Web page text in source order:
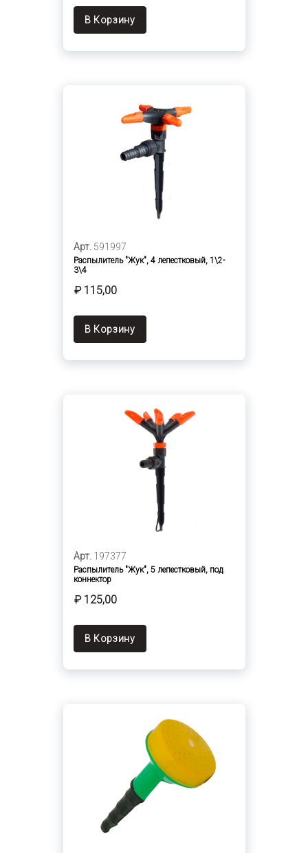
В Корзину
Арт. 591997
Распылитель "Жук", 4 лепестковый, 1\2-
3\4
₽ 115,00
В Корзину
Арт. 197377
Распылитель "Жук", 5 лепестковый, под
коннектор
₽ 125,00
В Корзину